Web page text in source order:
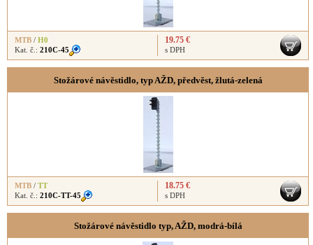
MTB / H0
Kat. č.: 210C-45
19.75 €
s DPH
Stožárové návěstidlo, typ AŽD, předvěst, žlutá-zelená
MTB / TT
Kat. č.: 210C-TT-45
18.75 €
s DPH
Stožárové návěstidlo typ, AŽD, modrá-bílá